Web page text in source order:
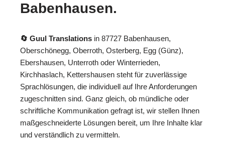
Babenhausen.
🔄 Guul Translations in 87727 Babenhausen,
Oberschönegg, Oberroth, Osterberg, Egg (Günz),
Ebershausen, Unterroth oder Winterrieden,
Kirchhaslach, Kettershausen steht für zuverlässige
Sprachlösungen, die individuell auf Ihre Anforderungen
zugeschnitten sind. Ganz gleich, ob mündliche oder
schriftliche Kommunikation gefragt ist, wir stellen Ihnen
maßgeschneiderte Lösungen bereit, um Ihre Inhalte klar
und verständlich zu vermitteln.